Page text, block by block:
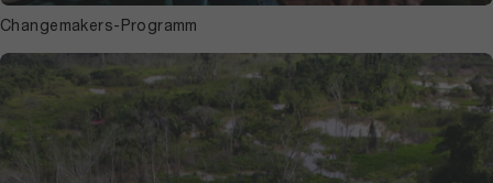
Changemakers-Programm